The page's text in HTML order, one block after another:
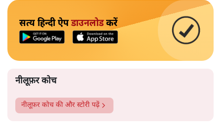
सत्य हिन्दी ऐपडाउनलोडकरें
नीलूफ़र कोच
नीलूफ़र कोच की और स्टोरी पढ़ें